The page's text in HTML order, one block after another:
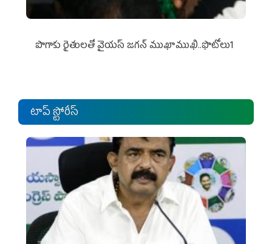
పొగాకు రైతుల‌తో వైయ‌స్ జ‌గ‌న్ ముఖాముఖి..ఫొటోలు1
టాప్ స్టోరీస్